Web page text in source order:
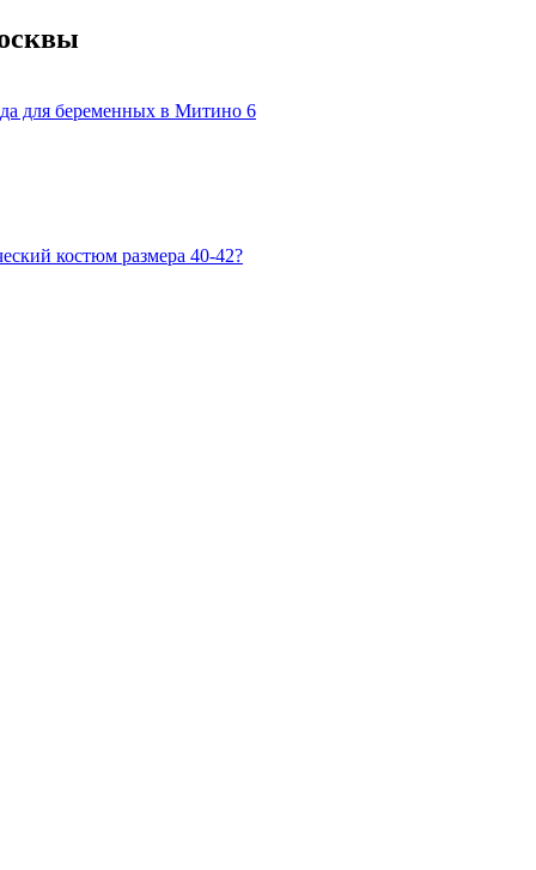
для беременных в Митино 6
костюм размера 40-42?